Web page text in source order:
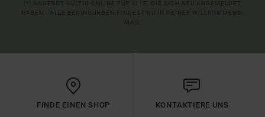
FINDE EINEN SHOP KONTAKTIERE UNS